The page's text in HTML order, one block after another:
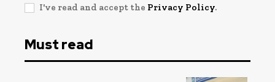
I've read and accept the Privacy Policy.
Must read